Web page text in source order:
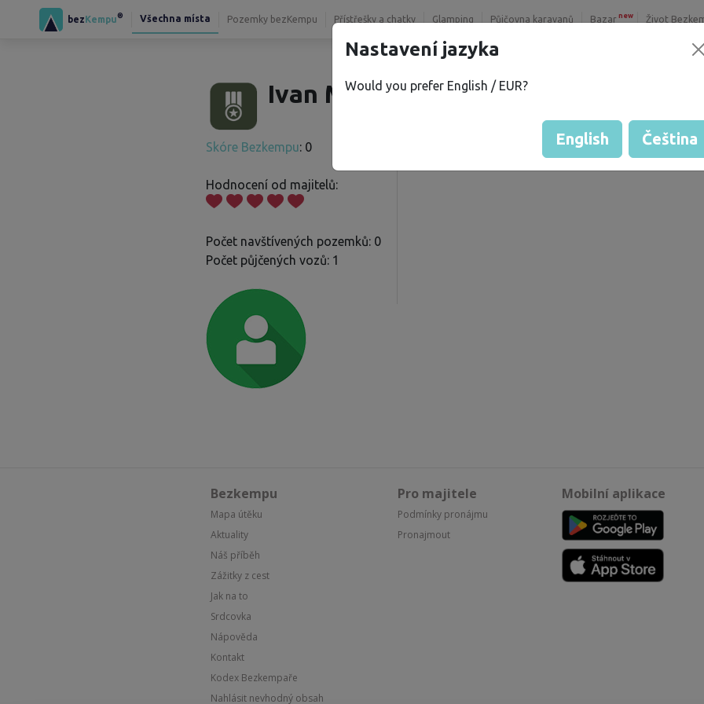
bezKempu® Všechna místa Pozemky bezKempu Přístřešky a chatky Glamping Půjčovna karavanů Bazar new Život
Ivan M.
Skóre Bezkempu: 0
Hodnocení od majitelů:
Počet navštívených pozemků: 0
Počet půjčených vozů: 1
Hodnocení vozů
Bezkempu
Mapa útěku
Aktuality
Náš příběh
Zážitky z cest
Jak na to
Srdcovka
Nápověda
Kontakt
Kodex Bezkempaře
Nahlásit nevhodný obsah
Pro majitele
Podmínky pronájmu
Pronajmout
Mobilní aplikace
Nastavení jazyka
Would you prefer English / EUR?
English Čeština